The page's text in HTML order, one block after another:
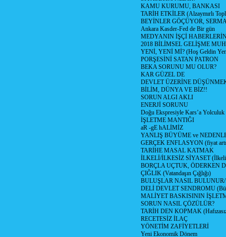
KAMU KURUMU, BANKASI
TARİH ETKİLER (Alzaymırlı
BEYİNLER GÖÇÜYOR,
Ankara Kasder-Fed de Bir gün
MEDYANIN İŞÇİ
2018 BİLİMSEL GELİŞME
YENİ, YENİ Mİ? (Hoş Geldin
PORŞESİNİ SATAN PATRON
BEKA SORUNU MU OLUR?
KAR GÜZEL DE
DEVLET ÜZERİNE
BİLİM, DÜNYA VE BİZ!!
SORUN ALGI AKLI
ENERJİ SORUNU
Doğu Ekspresiyle Kars’a Yolculuk
İŞLETME MANTIĞI
aR -gE hALİMİZ
YANLIŞ BÜYÜME ve
GERÇEK ENFLASYON (fiyat
TARİHE MASAL KATMAK
İLKELİ/İLKESİZ SİYASET
BORÇLA UÇTUK, ÖDERKEN
ÇIĞLIK (Vatandaşın Çığlığı)
BULUŞLAR NASIL
DELİ DEVLET SENDROMU
MALİYET BASKISININ
SORUN NASIL ÇÖZÜLÜR?
TARİH DEN KOPMAK
RECETESİZ İLAÇ
YÖNETİM ZAFİYETLERİ
Yeni Ekonomik Dönem